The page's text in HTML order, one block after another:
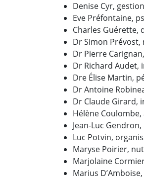
Denise Cyr,
Eve Préfontaine,
Charles Guérette,
Dr Simon Prévost,
Dr Pierre
Dr Richard Audet,
Dre Élise Martin,
Dr Antoine
Dr Claude Girard,
Hélène
Jean-Luc
Luc Potvin,
Maryse Poirier,
Marjolaine
Marius